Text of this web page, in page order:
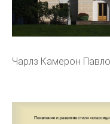
Чарлз Камерон